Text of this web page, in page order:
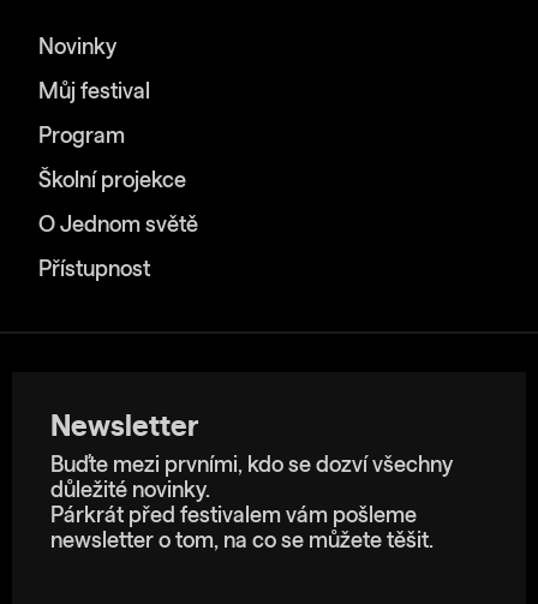
Novinky
Můj festival
Program
Školní projekce
O Jednom světě
Přístupnost
Newsletter
Buďte mezi prvními, kdo se dozví všechny
důležité novinky.
Párkrát před festivalem vám pošleme
newsletter o tom, na co se můžete těšit.